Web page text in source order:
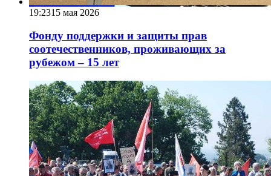
19:2315 мая 2026
Фонду поддержки и защиты прав
соотечественников, проживающих за
рубежом – 15 лет